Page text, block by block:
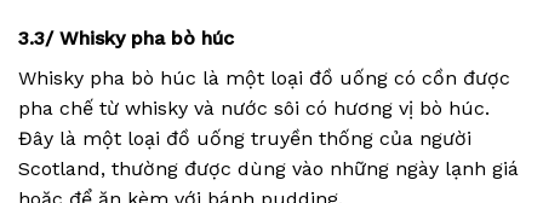
3.3/ Whisky pha bò húc
Whisky pha bò húc là một loại đồ uống có cồn được
pha chế từ whisky và nước sôi có hương vị bò húc.
Đây là một loại đồ uống truyền thống của người
Scotland, thường được dùng vào những ngày lạnh giá
hoặc để ăn kèm với bánh pudding.